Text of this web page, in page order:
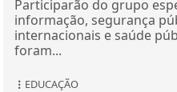
Participarão do grupo
informação, segurança
internacionais e saúde
foram...
EDUCAÇÃO